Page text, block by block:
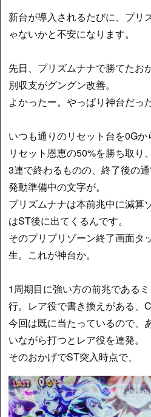
新台が導入されるたびに、プリ
ゃないかと不安になります。
先日、プリズムナナで勝てたお
別収支がグングン改善。
よかったー。やっぱり神台だっ
いつも通りのリセット台を0Gか
リセット恩恵の50%を勝ち取り
3連で終わるものの、終了後の
発動準備中の文字が。
プリズムナナは本前兆中に減算
はST後に出てくるんです。
そのプリプリゾーン終了画面タ
生。これが神台か。
1周期目に強い方の前兆である
行。レア役で書き換えがある、
今回は既に当たっているので、
いながら打つとレア役を連発。
そのおかげでST突入時点で、